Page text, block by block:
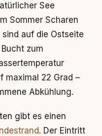
See
Sommer Scharen
auf die Ostseite
zum
maximal 22 Grad –
Abkühlung.
gibt es einen
. Der Eintritt